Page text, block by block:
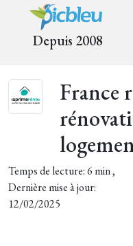
Depuis 2008
France
Temps de lecture: 6 min ,
Dernière mise à jour:
12/02/2025